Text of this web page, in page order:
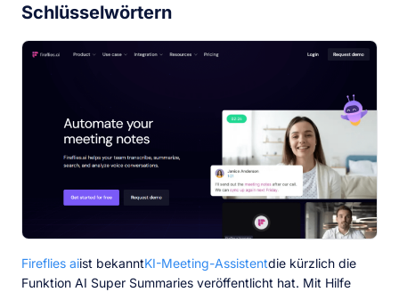
Schlüsselwörtern
Fireflies aiist bekanntKI-Meeting-Assistentdie kürzlich die
Funktion AI Super Summaries veröffentlicht hat. Mit Hilfe